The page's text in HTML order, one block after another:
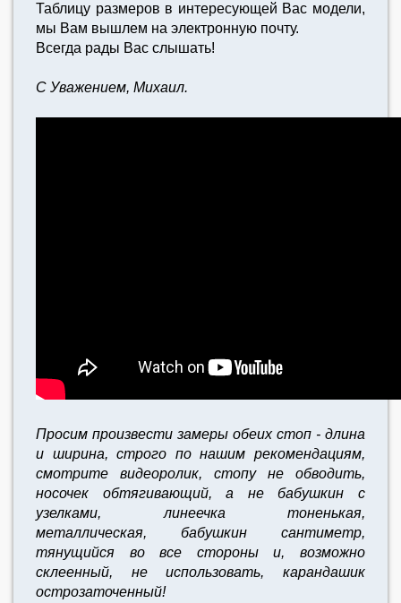
Таблицу размеров в интересующей Вас модели,
мы Вам вышлем на электронную почту.
Всегда рады Вас слышать!
С Уважением, Михаил.
Просим произвести замеры обеих стоп - длина
и ширина, строго по нашим рекомендациям,
смотрите видеоролик, стопу не обводить,
носочек обтягивающий, а не бабушкин с
узелками, линеечка тоненькая,
металлическая, бабушкин сантиметр,
тянущийся во все стороны и, возможно
склеенный, не использовать, карандашик
острозаточенный!